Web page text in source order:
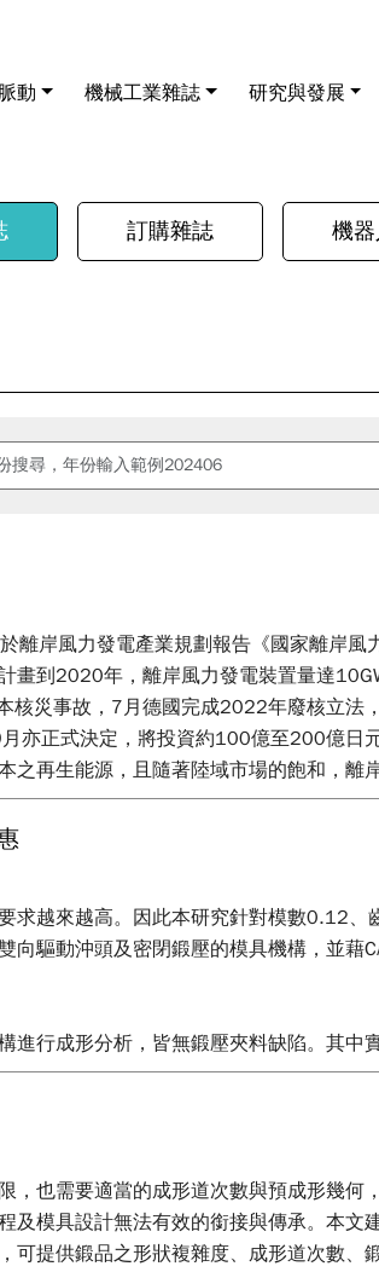
動 機械工業雜誌 研究與發展
訂購雜誌 機
離岸風力發電產業規劃報告《國家離岸
畫到2020年，離岸風力發電裝置量達
核災事故，7月德國完成2022年廢核立
亦正式決定，將投資約100億至200億日
再生能源，且隨著陸域市場的飽和，離
求越來越高。因此本研究針對模數0.12
驅動沖頭及密閉鍛壓的模具機構，並藉
進行成形分析，皆無鍛壓夾料缺陷。其
加工困難度較高；反觀中孔型鍛胚成形
，也需要適當的成形道次數與預成形幾
及模具設計無法有效的銜接與傳承。本
可提供鍛品之形狀複雜度、成形道次數